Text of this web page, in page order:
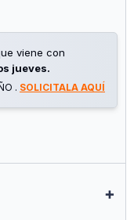
viene con
jueves.
. SOLICITALA AQUÍ